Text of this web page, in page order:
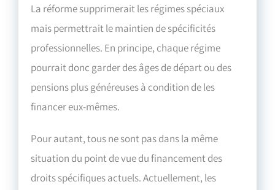
La réforme supprimerait les régimes spéciaux
mais permettrait le maintien de spécificités
professionnelles. En principe, chaque régime
pourrait donc garder des âges de départ ou des
pensions plus généreuses à condition de les
financer eux-mêmes.
Pour autant, tous ne sont pas dans la même
situation du point de vue du financement des
droits spécifiques actuels. Actuellement, les